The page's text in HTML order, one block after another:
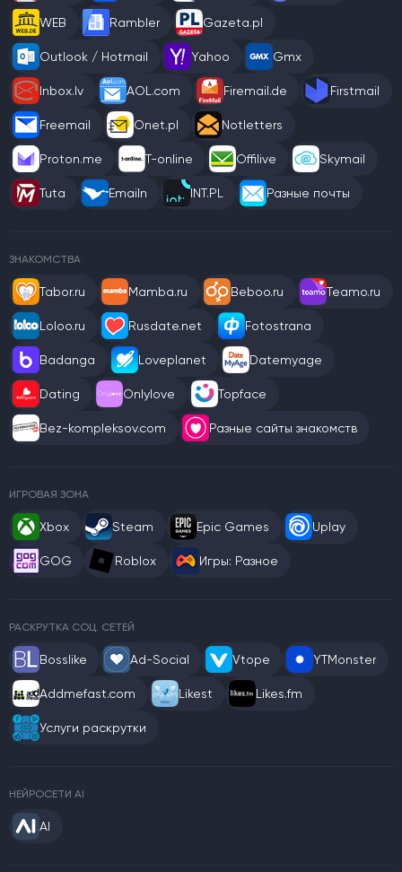
WEB Rambler Gazeta.pl
Outlook / Hotmail Yahoo Gmx
Inbox.lv AOL.com Firemail.de Firstmail
Freemail Onet.pl Notletters
Proton.me T-online Offilive Skymail
Tuta Emailn INT.PL Разные почты
ЗНАКОМСТВА
Tabor.ru Mamba.ru Beboo.ru Teamo.ru
Loloo.ru Rusdate.net Fotostrana
Badanga Loveplanet Datemyage
Dating Onlylove Topface
Bez-kompleksov.com Разные сайты знакомств
ИГРОВАЯ ЗОНА
Xbox Steam Epic Games Uplay
GOG Roblox Игры: Разное
РАСКРУТКА СОЦ. СЕТЕЙ
Bosslike Ad-Social Vtope YTMonster
Addmefast.com Likest Likes.fm
Услуги раскрутки
НЕЙРОСЕТИ AI
AI